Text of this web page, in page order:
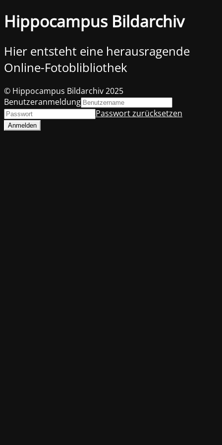
Hippocampus Bildarchiv
Hier entsteht eine herausragende
Online-Fotoblibliothek
© Hippocampus Bildarchiv 2025
Benutzeranmeldung
Passwort zurücksetzen